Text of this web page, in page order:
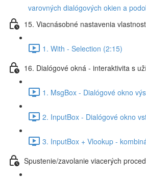
varovných dialógových okien a
15. Viacnásobné nastavenia
1. With - Selection (2:15)
16. Dialógové okná - interaktivita s
1. MsgBox - Dialógové okno
2. InputBox - Dialógové okno
3. InputBox + Vlookup -
Spustenie/zavolanie viacerých